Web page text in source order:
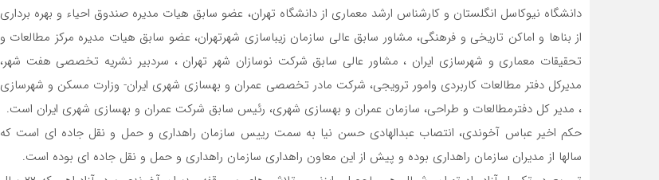
دانشگاه نیوکاسل انگلستان و کارشناس ارشد معماری از دانشگاه تهران، عضو سابق هیات مدیره صندوق احیاء و بهره برداری
از بناها و اماکن تاریخی و فرهنگی، مشاور سابق عالی سازمان زیباسازی شهرتهران، عضو سابق هیات مدیره مرکز مطالعات و
تحقیقات معماری و شهرسازی ایران ، مشاور عالی سابق شرکت نوسازان شهر تهران ، سردبیر نشریه تخصصی هفت شهر،
مدیرکل دفتر مطالعات کاربردی وامور ترویجی، شرکت مادر تخصصی عمران و بهسازی شهری ایران- وزارت مسکن و شهرسازی
، مدیر کل دفترمطالعات و طراحی، سازمان عمران و بهسازی شهری، رئیس سابق شرکت عمران و بهسازی شهری ایران است.
حکم اخیر عباس آخوندی، انتصاب عبدالهادی حسن نیا به سمت رییس سازمان راهداری و حمل و نقل جاده ای است که
سالها از مدیران سازمان راهداری بوده و پیش از این معاون راهداری سازمان راهداری و حمل و نقل جاده ای بوده است.